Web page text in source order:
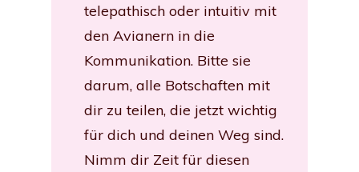
telepathisch oder intuitiv mit
den Avianern in die
Kommunikation. Bitte sie
darum, alle Botschaften mit
dir zu teilen, die jetzt wichtig
für dich und deinen Weg sind.
Nimm dir Zeit für diesen